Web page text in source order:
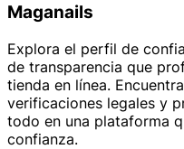
Maganails
Explora el perfil de
de transparencia que
tienda en línea.
verificaciones legales y
todo en una plataforma
confianza.